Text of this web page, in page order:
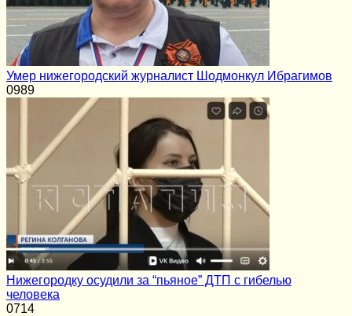
Умер нижегородский журналист Шодмонкул Ибрагимов
0989
Нижегородку осудили за “пьяное” ДТП с гибелью
человека
0714